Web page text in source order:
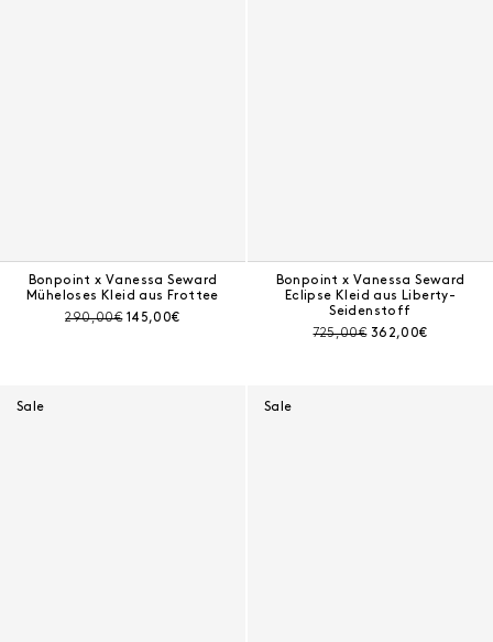
Bonpoint x Vanessa Seward
Müheloses Kleid aus Frottee
Preis vor Rabatt:
290,00€ Aktueller Preis:
145,00€
Bonpoint x Vanessa Seward
Eclipse Kleid aus Liberty-
Seidenstoff
Preis vor Rabatt:
725,00€ Aktueller Preis:
362,00€
Sale Sale